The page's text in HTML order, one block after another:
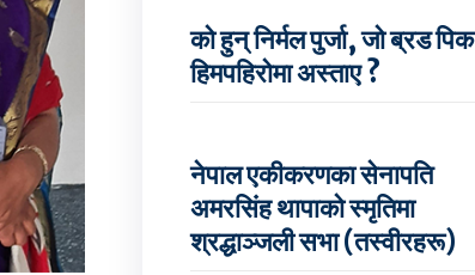
को हुन् निर्मल पुर्जा, जो ब्रड पिक
हिमपहिरोमा अस्ताए ?
नेपाल एकीकरणका सेनापति
अमरसिंह थापाको स्मृतिमा
श्रद्धाञ्जली सभा (तस्वीरहरू)